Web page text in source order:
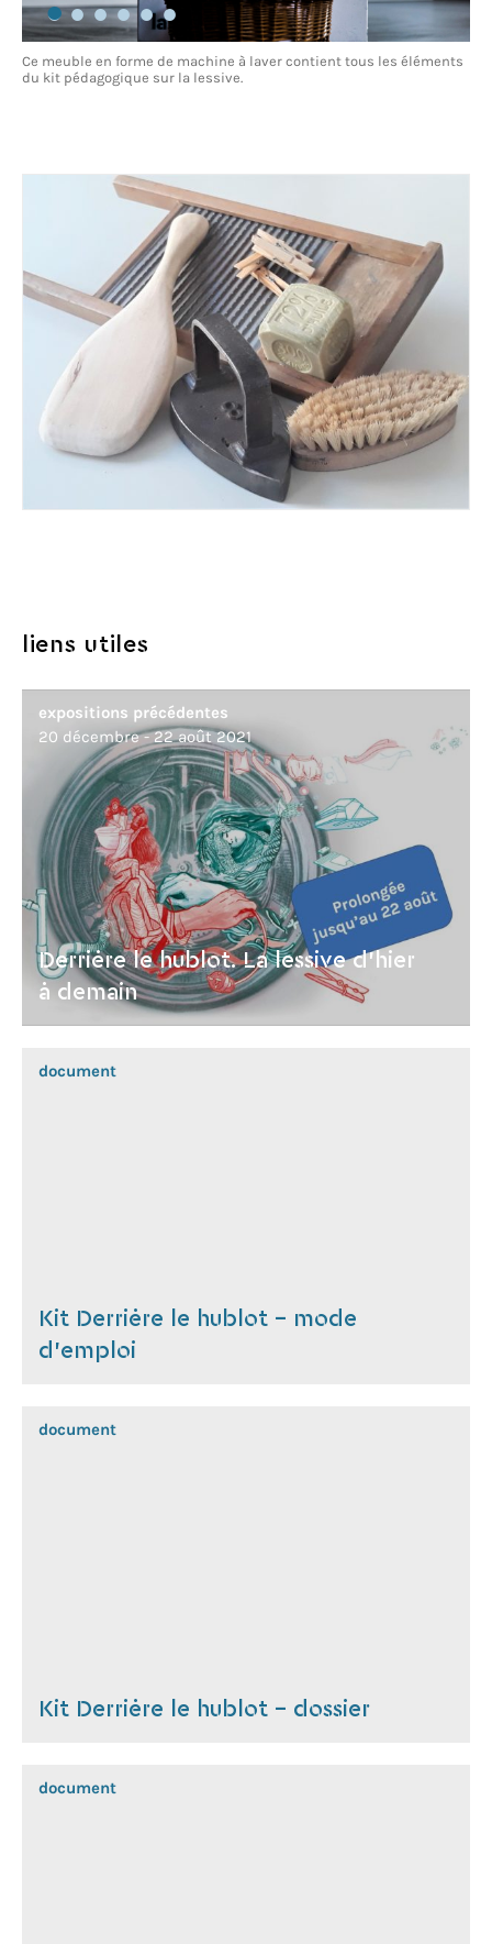
Ce meuble en forme de machine à laver contient tous les éléments
du kit pédagogique sur la lessive.
liens utiles
expositions précédentes
20 décembre - 22 août 2021
Derrière le hublot. La lessive d'hier
à demain
document
Kit Derrière le hublot - mode
d'emploi
document
Kit Derrière le hublot - dossier
document